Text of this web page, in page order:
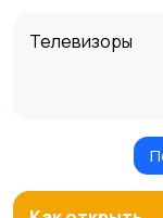
Телевизоры
Акустика,
сабвуферы2